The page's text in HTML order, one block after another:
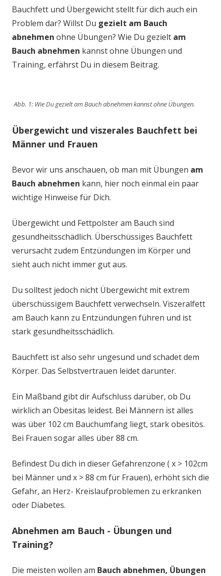
Bauchfett und Übergewicht stellt für dich auch ein
Problem dar? Willst Du gezielt am Bauch
abnehmen ohne Übungen? Wie Du gezielt am
Bauch abnehmen kannst ohne Übungen und
Training, erfährst Du in diesem Beitrag.
Abb. 1: Wie Du gezielt am Bauch abnehmen kannst ohne Übungen.
Übergewicht und viszerales Bauchfett bei
Männer und Frauen
Bevor wir uns anschauen, ob man mit Übungen am
Bauch abnehmen kann, hier noch einmal ein paar
wichtige Hinweise für Dich.
Übergewicht und Fettpolster am Bauch sind
gesundheitsschädlich. Überschüssiges Bauchfett
verursacht zudem Entzündungen im Körper und
sieht auch nicht immer gut aus.
Du solltest jedoch nicht Übergewicht mit extrem
überschüssigem Bauchfett verwechseln. Viszeralfett
am Bauch kann zu Entzündungen führen und ist
stark gesundheitsschädlich.
Bauchfett ist also sehr ungesund und schadet dem
Körper. Das Selbstvertrauen leidet darunter.
Ein Maßband gibt dir Aufschluss darüber, ob Du
wirklich an Obesitas leidest. Bei Männern ist alles
was über 102 cm Bauchumfang liegt, stark obesitös.
Bei Frauen sogar alles über 88 cm.
Befindest Du dich in dieser Gefahrenzone ( x > 102cm
bei Männer und x > 88 cm für Frauen), erhöht sich die
Gefahr, an Herz- Kreislaufproblemen zu erkranken
oder Diabetes.
Abnehmen am Bauch - Übungen und
Training?
Die meisten wollen am Bauch abnehmen, Übungen